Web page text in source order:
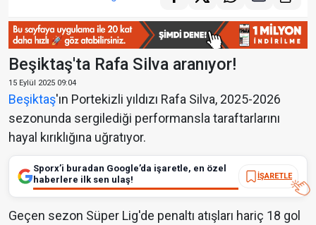
Beşiktaş'ta Rafa Silva aranıyor!
15 Eylül 2025 09:04
Beşiktaş'ın Portekizli yıldızı Rafa Silva, 2025-2026
sezonunda sergilediği performansla taraftarlarını
hayal kırıklığına uğratıyor.
Sporx’i buradan Google’da işaretle, en özel
haberlere ilk sen ulaş!
İŞARETLE
Geçen sezon Süper Lig'de penaltı atışları hariç 18 gol